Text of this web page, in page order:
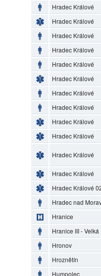
Hradec Králové
Hradec Králové
Hradec Králové
Hradec Králové
Hradec Králové
Hradec Králové
Hradec Králové
Hradec Králové
Hradec Králové
Hradec Králové
Hradec Králové
Hradec Králové
Hradec Králové
Hradec nad
Hranice
Hranice III - Velká
Hronov
Hroznětín
Humpolec